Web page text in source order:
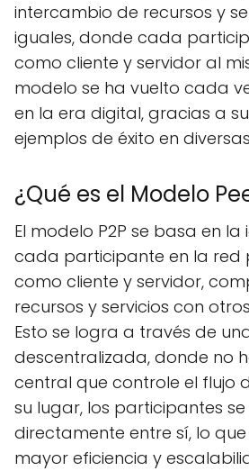
intercambio de recursos y
iguales, donde cada
como cliente y servidor al
modelo se ha vuelto cada
en la era digital, gracias a
ejemplos de éxito en
¿Qué es el Modelo
El modelo P2P se basa en
cada participante en la red
como cliente y servidor,
recursos y servicios con
Esto se logra a través de
descentralizada, donde no
central que controle el flujo
su lugar, los participantes
directamente entre sí, lo
mayor eficiencia y